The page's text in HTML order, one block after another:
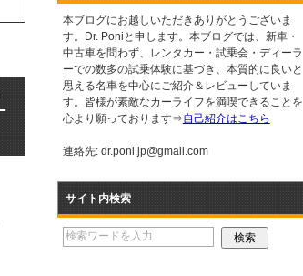
本ブログにお越しいただきありがとうございま
す。Dr. Poniと申します。本ブログでは、新車・
中古車を問わず、レンタカー・試乗会・ディーラ
ーでの数多の試乗体験に基づき、本質的に良いと
思える名車を中心にご紹介＆レビューしていま
す。皆様が素敵なカーライフを満喫できることを
心より願っております⇒自己紹介はこちら
連絡先: dr.poni.jp@gmail.com
サイト内検索